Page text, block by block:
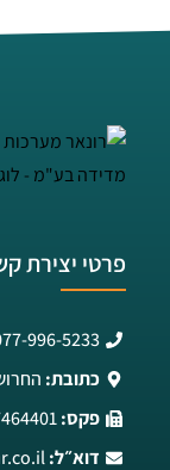
פרטי יצירת
996-5233
כתובת: החרושת 19 א.
פקס:09-7464401
דוא״ל: